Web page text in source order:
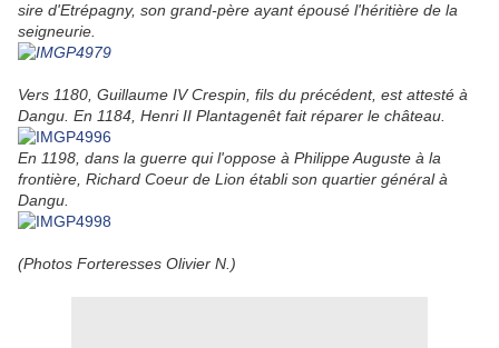
sire d'Etrépagny, son grand-père ayant épousé l'héritière de la
seigneurie.
Vers 1180, Guillaume IV Crespin, fils du précédent, est attesté à
Dangu. En 1184, Henri II Plantagenêt fait réparer le château.
En 1198, dans la guerre qui l'oppose à Philippe Auguste à la
frontière, Richard Coeur de Lion établi son quartier général à
Dangu.
(Photos Forteresses Olivier N.)